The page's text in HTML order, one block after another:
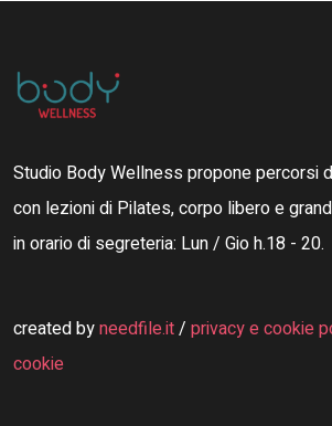
Studio Body Wellness propone percorsi
con lezioni di Pilates, corpo libero e
in orario di segreteria: Lun / Gio h.18 - 20.
created byneedfile.it/ privacy e cookie
cookie